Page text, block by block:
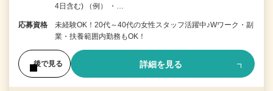
4日含む) （例） ・…
応募資格
未経験OK！20代～40代の女性スタッフ活躍中♪Wワーク・副
業・扶養範囲内勤務もOK！
後で見る 詳細を見る